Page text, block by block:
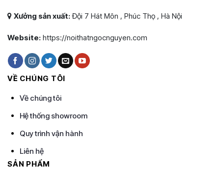
Xưởng sản xuất:Đội 7 Hát Môn , Phúc Thọ , Hà Nội
Website: https://noithatngocnguyen.com
VỀ CHÚNG TÔI
Về chúng tôi
Hệ thống showroom
Quy trình vận hành
Liên hệ
SẢN PHẨM